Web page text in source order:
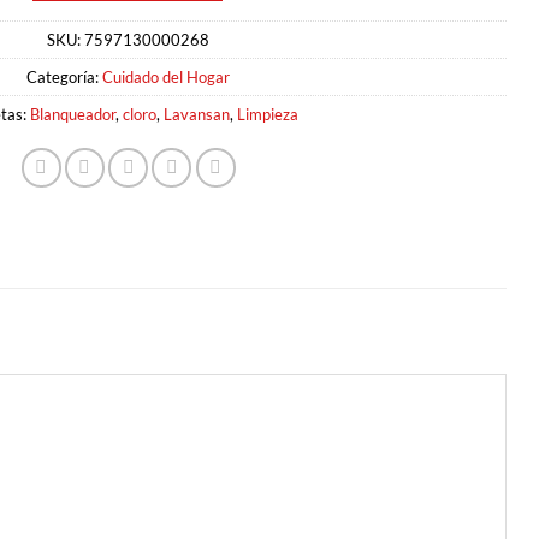
SKU:7597130000268
Categoría:Cuidado del Hogar
Blanqueador, cloro, Lavansan, Limpieza